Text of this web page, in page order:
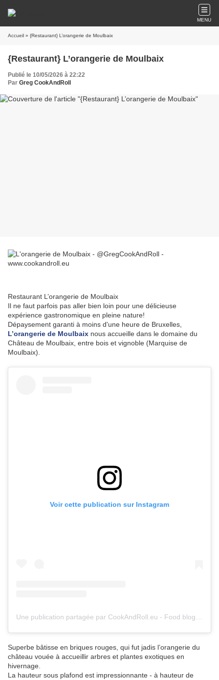
MENU
Accueil » {Restaurant} L’orangerie de Moulbaix
{Restaurant} L’orangerie de Moulbaix
Publié le 10/05/2026 à 22:22
Par Greg CookAndRoll
Restaurant L’orangerie de Moulbaix
Il ne faut parfois pas aller bien loin pour une délicieuse
expérience gastronomique en pleine nature!
Dépaysement garanti à moins d'une heure de Bruxelles,
L’orangerie de Moulbaix nous accueille dans le domaine du
Château de Moulbaix, entre bois et vignoble (Marquise de
Moulbaix).
Voir cette publication sur Instagram
Une publication partagée par CookAndRoll.eu - Food blog (@gregcookandroll)
Superbe bâtisse en briques rouges, qui fut jadis l’orangerie du
château vouée à accueillir arbres et plantes exotiques en
hivernage.
La hauteur sous plafond est impressionnante - à hauteur de